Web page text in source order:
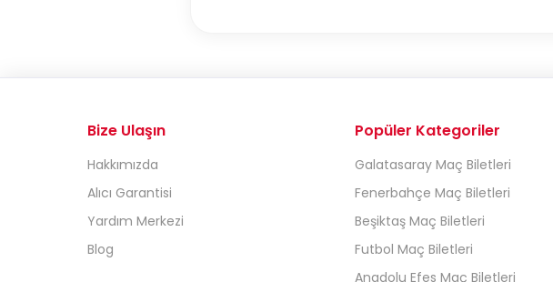
Bize Ulaşın
Hakkımızda
Alıcı Garantisi
Yardım Merkezi
Blog
Popüler Kategoriler
Galatasaray Maç Biletleri
Fenerbahçe Maç Biletleri
Beşiktaş Maç Biletleri
Futbol Maç Biletleri
Anadolu Efes Maç Biletleri